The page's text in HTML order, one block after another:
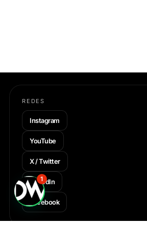
REDES
Instagram
YouTube
X / Twitter
LinkedIn
Facebook
1